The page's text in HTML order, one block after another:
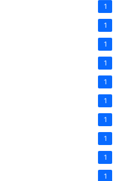
1
1
1
1
1
1
1
1
1
1